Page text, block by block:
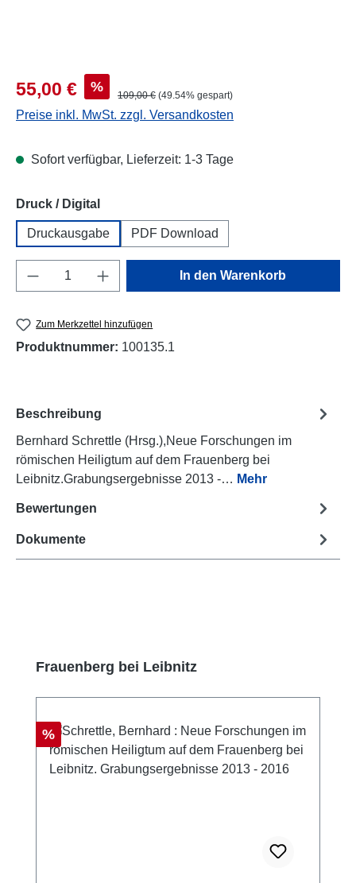
Verkaufspreis:
55,00 € % Regulärer Preis:
109,00 € (49.54% gespart)
Preise inkl. MwSt. zzgl. Versandkosten
Sofort verfügbar, Lieferzeit: 1-3 Tage
Druck / Digitalauswählen
Druckausgabe PDF Download
Produkt Anzahl: Gib den gewünschten
In den Warenkorb
Zum Merkzettel hinzufügen
Produktnummer: 100135.1
Beschreibung
Bernhard Schrettle (Hrsg.),Neue Forschungen im
römischen Heiligtum auf dem Frauenberg bei
Leibnitz.Grabungsergebnisse 2013 -… Mehr
Bewertungen
Dokumente
Produktgalerie überspringen
Frauenberg bei Leibnitz
Rabatt
%